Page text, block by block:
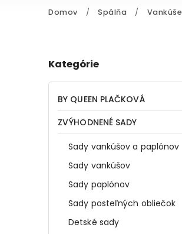
Domov / Spálňa / Vankúše
Kategórie
BY QUEEN PLAČKOVÁ
ZVÝHODNENÉ SADY
Sady vankúšov a paplónov
Sady vankúšov
Sady paplónov
Sady posteľných obliečok
Detské sady